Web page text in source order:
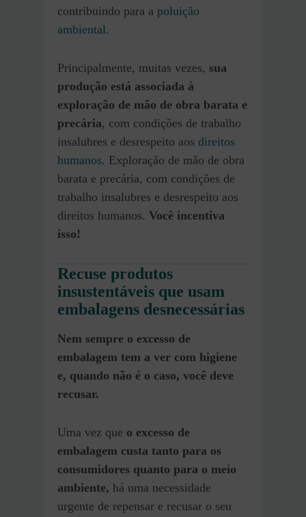
contribuindo para a poluição
ambiental.
Principalmente, muitas vezes, sua
produção está associada à
exploração de mão de obra barata e
precária, com condições de trabalho
insalubres e desrespeito aos direitos
humanos. Exploração de mão de obra
barata e precária, com condições de
trabalho insalubres e desrespeito aos
direitos humanos. Você incentiva
isso!
Recuse produtos
insustentáveis que usam
embalagens desnecessárias
Nem sempre o excesso de
embalagem tem a ver com higiene
e, quando não é o caso, você deve
recusar.
Uma vez que o excesso de
embalagem custa tanto para os
consumidores quanto para o meio
ambiente, há uma necessidade
urgente de repensar e recusar o seu